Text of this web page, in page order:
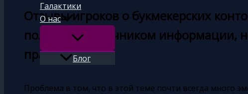
Галактики
О нас
Блог
Отзывы игроков о букмекерских
полезным источником информации,
правильно.
Проблема в том, что в этой теме почти всегда много